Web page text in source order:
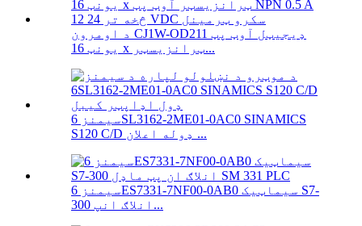
د اومرون CJ1W-OD211 ډیجیټل آوټ پټ
یونټ 16 x ټرانزیسټر...
سیمنز 6SL3162-2ME01-0AC0 SINAMICS
S120 C/D ډوله اعلان ...
سیمنز 6ES7331-7NF00-0AB0 سیماټیک S7-
300 انلاګ انپ...